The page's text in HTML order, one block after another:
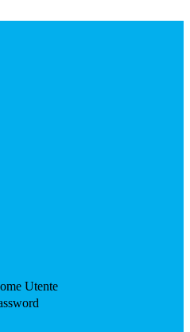
Utente